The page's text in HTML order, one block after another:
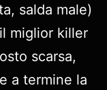
salda male)
miglior killer
scarsa,
a termine la